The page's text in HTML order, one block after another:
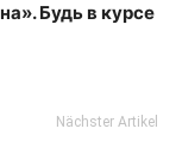
Будь в курсе
Nächster Artikel